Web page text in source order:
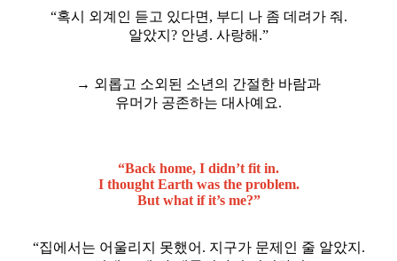
“혹시 외계인 듣고 있다면, 부디 나 좀 데려가 줘.
알았지? 안녕. 사랑해.”
→ 외롭고 소외된 소년의 간절한 바람과
유머가 공존하는 대사예요.
“Back home, I didn’t fit in.
I thought Earth was the problem.
But what if it’s me?”
“집에서는 어울리지 못했어. 지구가 문제인 줄 알았지.